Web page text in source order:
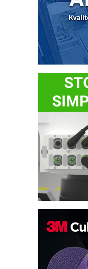
Potpuna
sistema
Trajna